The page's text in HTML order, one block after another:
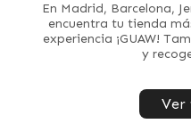
En Madrid, Barcelona,
encuentra tu tienda
experiencia ¡GUAW!
y
Ver